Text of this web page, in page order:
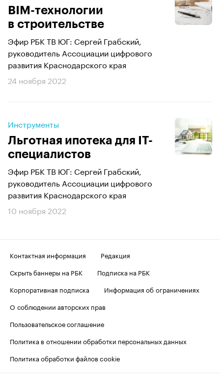
BIM-технологии
в строительстве
Эфир РБК ТВ ЮГ: Сергей Грабский,
руководитель Ассоциации цифрового
развития Краснодарского края
24 ноября 2022
Инструменты
Льготная ипотека для IT-
специалистов
Эфир РБК ТВ ЮГ: Сергей Грабский,
руководитель Ассоциации цифрового
развития Краснодарского края
10 ноября 2022
Контактная информация
Редакция
Скрыть баннеры на РБК
Подписка на РБК
Корпоративная подписка
Информация об ограничениях
О соблюдении авторских прав
Пользовательское соглашение
Политика в отношении обработки персональных данных
Политика обработки файлов cookie